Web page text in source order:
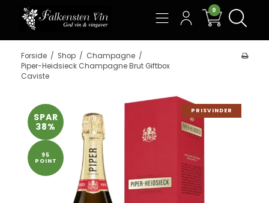
0
Forside / Shop / Champagne /
Piper-Heidsieck Champagne Brut Giftbox
Caviste
SPAR
38%
95
POINT
PRISVINDER